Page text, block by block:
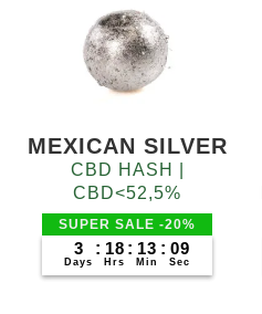
MEXICAN SILVER
CBD HASH |
CBD<52,5%
SUPER SALE -20%
3
Days
: 18
Hrs
: 13
Min
: 08
Sec